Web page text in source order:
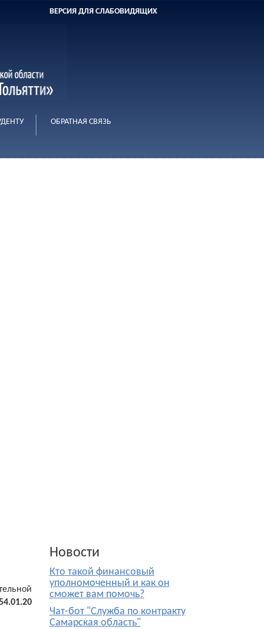
ВЕРСИЯ ДЛЯ СЛАБОВИДЯЩИХ
ОБРАТНАЯ СВЯЗЬ
Новости
Кто такой финансовый
уполномоченный и как он
сможет вам помочь?
Чат-бот "Служба по контракту
Самарская область"